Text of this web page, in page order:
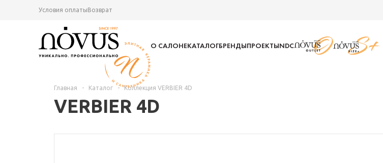
Условия оплатыВозврат
О САЛОНЕКАТАЛОГБРЕНДЫПРОЕКТЫNDC
Главная - Каталог - Коллекция VERBIER 4D
VERBIER 4D